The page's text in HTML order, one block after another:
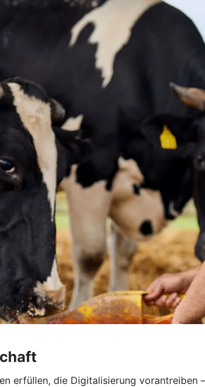
erfüllen, die Digitalisierung